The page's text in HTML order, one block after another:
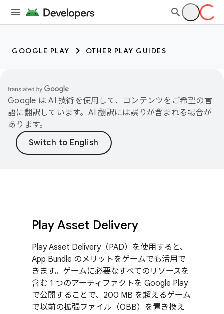
GOOGLE PLAY OTHER PLAY GUIDES
Google は AI 技術を使用して、コンテンツをご希望の言
語に翻訳しています。AI 翻訳には誤りが含まれる場合が
あります。
Play Asset Delivery
Play Asset Delivery（PAD）を使用すると、
App Bundle のメリットをゲームでも活用で
きます。ゲームに必要なすべてのリソースを
含む 1 つのアーティファクトを Google Play
で公開することで、200 MB を超えるゲーム
で以前の拡張ファイル（OBB）を置き換え